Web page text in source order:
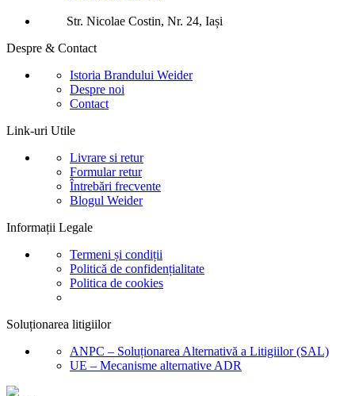
Str. Nicolae Costin, Nr. 24, Iași
Despre & Contact
Istoria Brandului Weider
Despre noi
Contact
Link-uri Utile
Livrare si retur
Formular retur
Întrebări frecvente
Blogul Weider
Informații Legale
Termeni și condiții
Politică de confidențialitate
Politica de cookies
Soluționarea litigiilor
ANPC – Soluționarea Alternativă a Litigiilor (SAL)
UE – Mecanisme alternative ADR